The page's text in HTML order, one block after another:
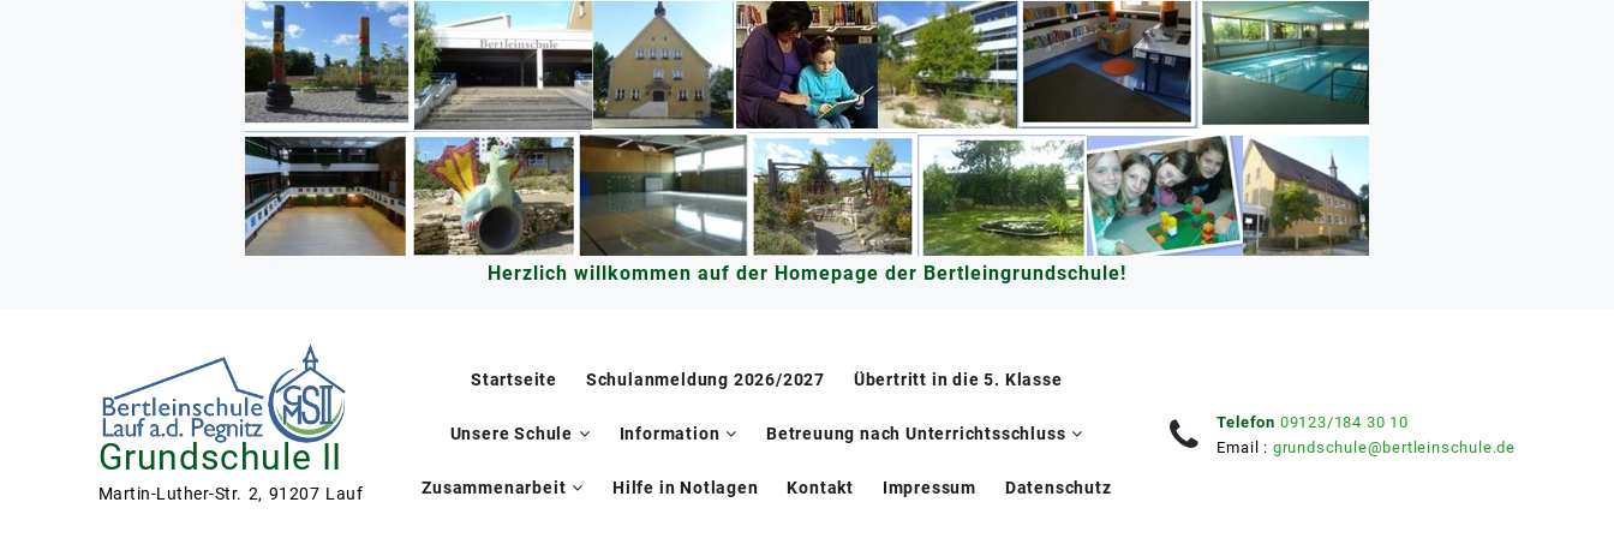
Herzlich willkommen auf der Homepage der Bertleingrundschule!
Grundschule II
Martin-Luther-Str. 2, 91207 Lauf
Startseite Schulanmeldung 2026/2027 Übertritt in die 5. Klasse
Unsere Schule Information Betreuung nach Unterrichtsschluss
Zusammenarbeit Hilfe in Notlagen Kontakt Impressum Datenschutz
Telefon 09123/184 30 10
Email : grundschule@bertleinschule.de